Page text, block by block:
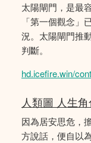
太陽閘門，是最
「第一個觀念
況。太陽閘門推
判斷。
hd.icefire.win/
人類圖 人生
因為居安思危，
方說話，便自以